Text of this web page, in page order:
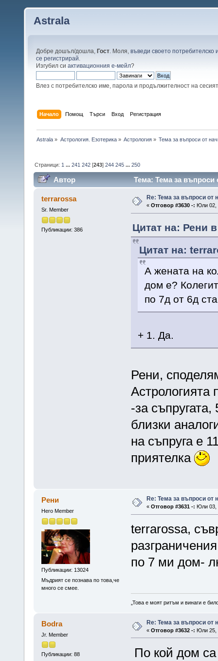
Astrala
Добре дошъл/дошла, Гост . Моля, въведи своето потребителско
се регистрирай
Изгубил си активационния е-мейл?
Влез с потребителско име, парола и продължителност на
Начало Помощ Търси Вход Регистрация
Astrala » Астрология. Езотерика» Астрология» Тема за въпроси от
Страници: 1 ...241 242 [243]244 245 ...250
Автор Тема: Тема за въпроси
terrarossa
Sr. Member
Публикации: 386
Re: Тема за въпроси от
« Отговор #3630 -: Юли 02,
Цитат на: Рени
Цитат на:
А жената на
дом е?
по 7д от 6д
+ 1. Да.
Рени,
Астрологията
-за
близки
на съпруга е
приятелка
Рени
Hero Member
Публикации: 13024
Мъдрият се познава по това,че
много се смее.
Re: Тема за въпроси от
« Отговор #3631 -: Юли 03,
terrarossa,
по 7 ми дом-
„Това е моят ритъм и винаги е
Bodra
Jr. Member
Публикации: 88
Re: Тема за въпроси от
« Отговор #3632 -: Юли 25,
По кой дом са